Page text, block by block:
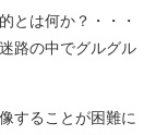
とは何か？・・・
路の中でグルグル
することが困難に